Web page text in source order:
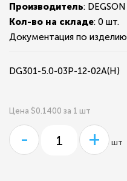
Производитель: DEGSON
Кол-во на складе: 0 шт.
Документация по изделию
DG301-5.0-03P-12-02A(H)
Цена $0.1400 за 1 шт
- + шт